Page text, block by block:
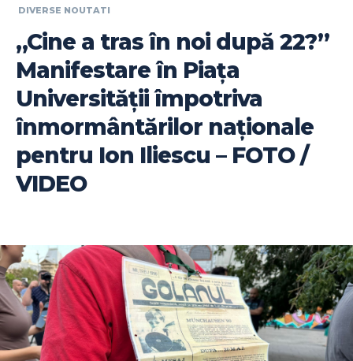
DIVERSE NOUTATI
„Cine a tras în noi după 22?”
Manifestare în Piața
Universității împotriva
înmormântărilor naționale
pentru Ion Iliescu – FOTO /
VIDEO